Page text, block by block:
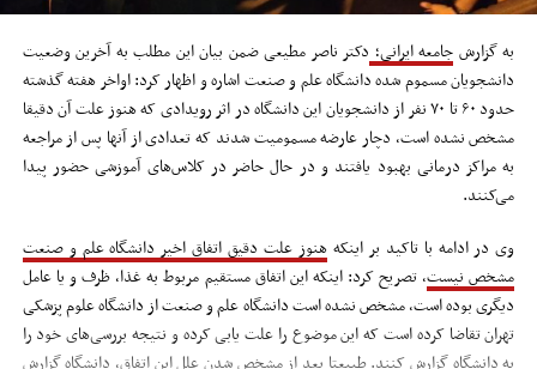
به گزارش جامعه ایرانی؛ دکتر ناصر مطیعی ضمن بیان این مطلب به آخرین وضعیت
دانشجویان مسموم شده دانشگاه علم و صنعت اشاره و اظهار کرد: اواخر هفته گذشته
حدود ۶۰ تا ۷۰ نفر از دانشجویان این دانشگاه در اثر رویدادی که هنوز علت آن دقیقا
مشخص نشده است، دچار عارضه مسمومیت شدند که تعدادی از آنها پس از مراجعه
به مراکز درمانی بهبود یافتند و در حال حاضر در کلاس‌های آموزشی حضور پیدا
می‌کنند.
وی در ادامه با تاکید بر اینکههنوز علت دقیق اتفاق اخیر دانشگاه علم و صنعت
مشخص نیست، تصریح کرد: اینکه این اتفاق مستقیم مربوط به غذا، ظرف و یا عامل
دیگری بوده است، مشخص نشده است دانشگاه علم و صنعت از دانشگاه علوم پزشکی
تهران تقاضا کرده است که این موضوع را علت یابی کرده و نتیجه بررسی‌های خود را